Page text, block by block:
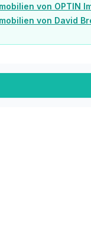
von OPTIN
von David